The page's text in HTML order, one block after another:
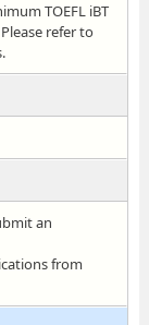
TOEFL iBT
refer to
an
from